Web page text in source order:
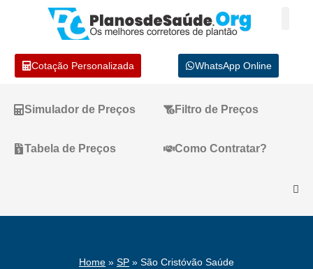
Cotação Personalizada WhatsApp Online
Simulador de Preços Filtro de Preços
Tabela de Preços Como Contratar?
Home » SP » São Cristóvão Saúde